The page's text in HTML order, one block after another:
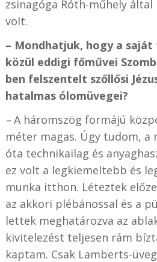
zsinagóga Róth-műhely
volt.
– Mondhatjuk, hogy a
közül eddigi főművei
ben felszentelt szőllősi
hatalmas ólomüvegei?
–A háromszög formájú
méter magas. Úgy tudom, a
óta technikailag és
ez volt a legkiemeltebb és
munka itthon. Léteztek
az akkori plébánossal és a
lettek meghatározva az
kivitelezést teljesen rám
kaptam. Csak Lamberts-